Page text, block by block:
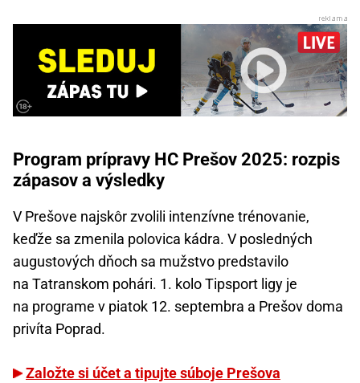
Program prípravy HC Prešov 2025: rozpis
zápasov a výsledky
V Prešove najskôr zvolili intenzívne trénovanie,
keďže sa zmenila polovica kádra. V posledných
augustových dňoch sa mužstvo predstavilo
na Tatranskom pohári. 1. kolo Tipsport ligy je
na programe v piatok 12. septembra a Prešov doma
privíta Poprad.
Založte si účet a tipujte súboje Prešova